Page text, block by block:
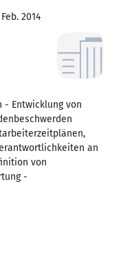
2014
- Entwicklung von
an
von
-